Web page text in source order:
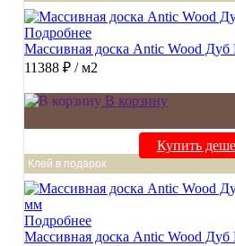
Подробнее
Массивная доска Antic Wood Дуб
11388 ₽ / м2
В корзину
Купить
Клей в подарок
Подробнее
Массивная доска Antic Wood Дуб